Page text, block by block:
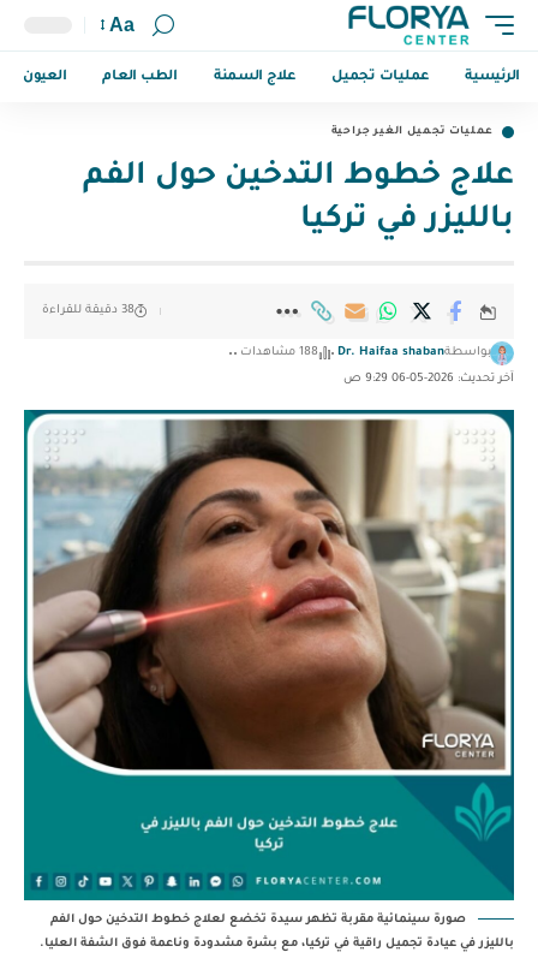
Aa
الرئيسية عمليات تجميل علاج السمنة الطب العام العيون
عمليات تجميل الغير جراحية
علاج خطوط التدخين حول الفم
بالليزر في تركيا
آخر تحديث: 2026-05-06 9:29 ص
بواسطةDr. Haifaa shaban 188 مشاهدات
38 دقيقة للقراءة
صورة سينمائية مقربة تظهر سيدة تخضع لعلاج خطوط التدخين حول الفم
بالليزر في عيادة تجميل راقية في تركيا، مع بشرة مشدودة وناعمة فوق الشفة العليا.